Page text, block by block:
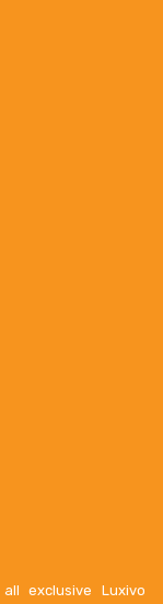
exclusive Luxivo